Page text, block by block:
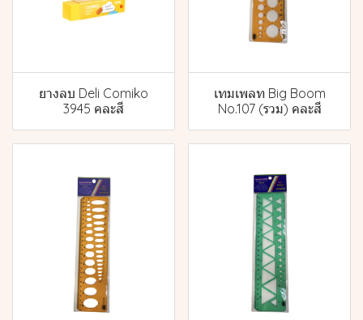
ยางลบ Deli Comiko
3945 คละสี
เทมเพลท Big Boom
No.107 (รวม) คละสี